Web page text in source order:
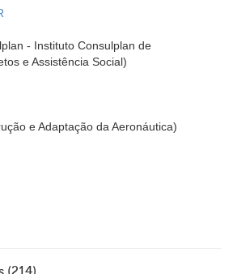
- Instituto Consulplan de
e Assistência Social)
e Adaptação da Aeronáutica)